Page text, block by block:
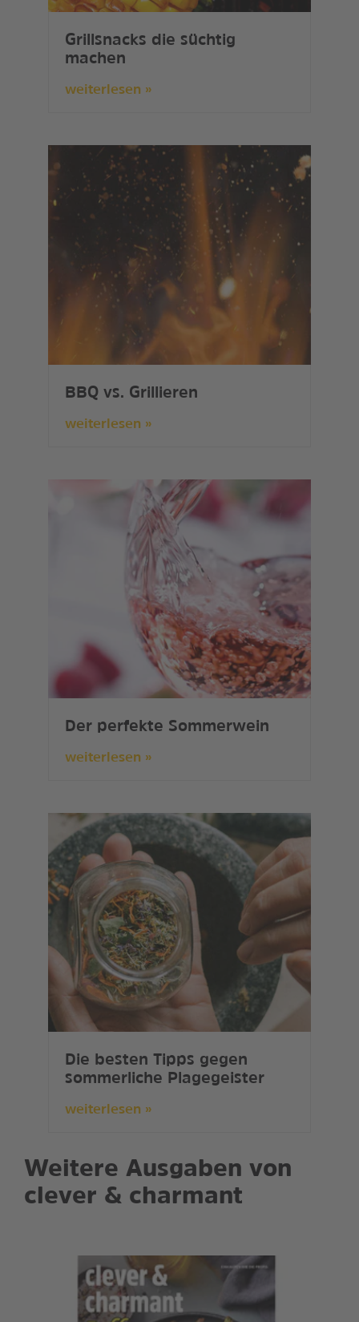
Grillsnacks die süchtig
machen
weiterlesen »
BBQ vs. Grillieren
weiterlesen »
Der perfekte Sommerwein
weiterlesen »
Die besten Tipps gegen
sommerliche Plagegeister
weiterlesen »
Weitere Ausgaben von
clever & charmant